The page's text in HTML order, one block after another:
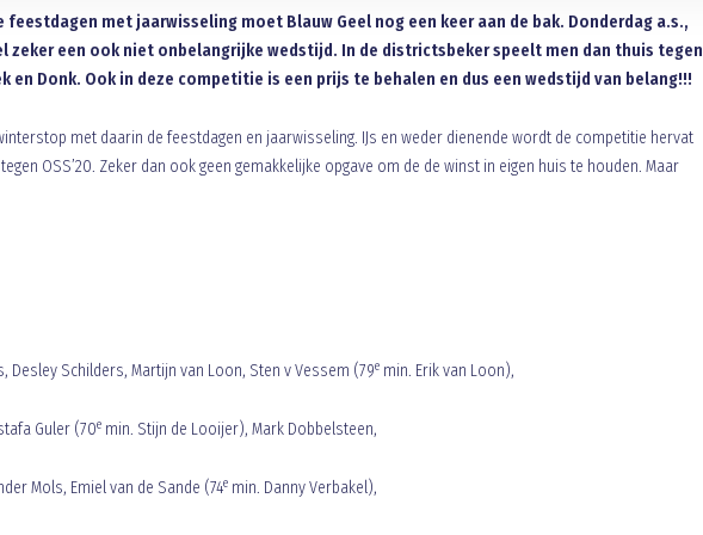
met jaarwisseling moet Blauw Geel nog een keer aan de bak. Donderdag a.s.,
zeker een ook niet onbelangrijke wedstijd. In de districtsbeker speelt men dan thuis tegen
en Donk. Ook in deze competitie is een prijs te behalen en dus een wedstijd van belang!!!
met daarin de feestdagen en jaarwisseling. IJs en weder dienende wordt de competitie hervat
OSS’20. Zeker dan ook geen gemakkelijke opgave om de de winst in eigen huis te houden. Maar
Desley Schilders, Martijn van Loon, Sten v Vessem (79e min. Erik van Loon),
Guler (70e min. Stijn de Looijer), Mark Dobbelsteen,
Mols, Emiel van de Sande (74e min. Danny Verbakel),